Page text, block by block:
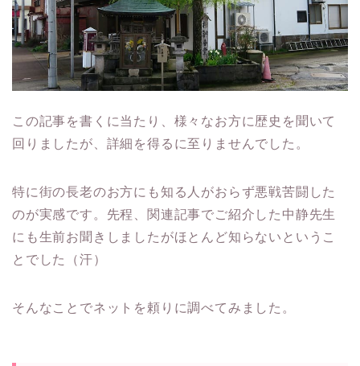
この記事を書くに当たり、様々なお方に歴史を聞いて
回りましたが、詳細を得るに至りませんでした。
特に街の長老のお方にも知る人がおらず悪戦苦闘した
のが実感です。先程、関連記事でご紹介した中静先生
にも生前お聞きしましたがほとんど知らないというこ
とでした（汗）
そんなことでネットを頼りに調べてみました。